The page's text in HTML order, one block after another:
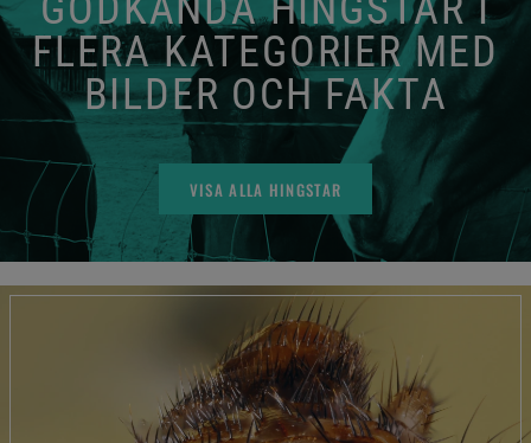
FLERA KATEGORIER MED
BILDER OCH FAKTA
VISA ALLA HINGSTAR